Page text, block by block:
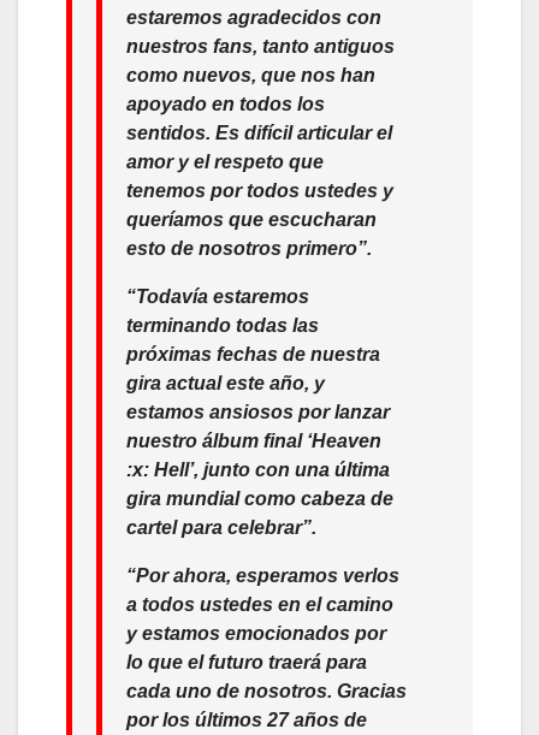
estaremos agradecidos con
nuestros fans, tanto antiguos
como nuevos, que nos han
apoyado en todos los
sentidos. Es difícil articular el
amor y el respeto que
tenemos por todos ustedes y
queríamos que escucharan
esto de nosotros primero”.
“Todavía estaremos
terminando todas las
próximas fechas de nuestra
gira actual este año, y
estamos ansiosos por lanzar
nuestro álbum final ‘Heaven
:x: Hell’, junto con una última
gira mundial como cabeza de
cartel para celebrar”.
“Por ahora, esperamos verlos
a todos ustedes en el camino
y estamos emocionados por
lo que el futuro traerá para
cada uno de nosotros. Gracias
por los últimos 27 años de